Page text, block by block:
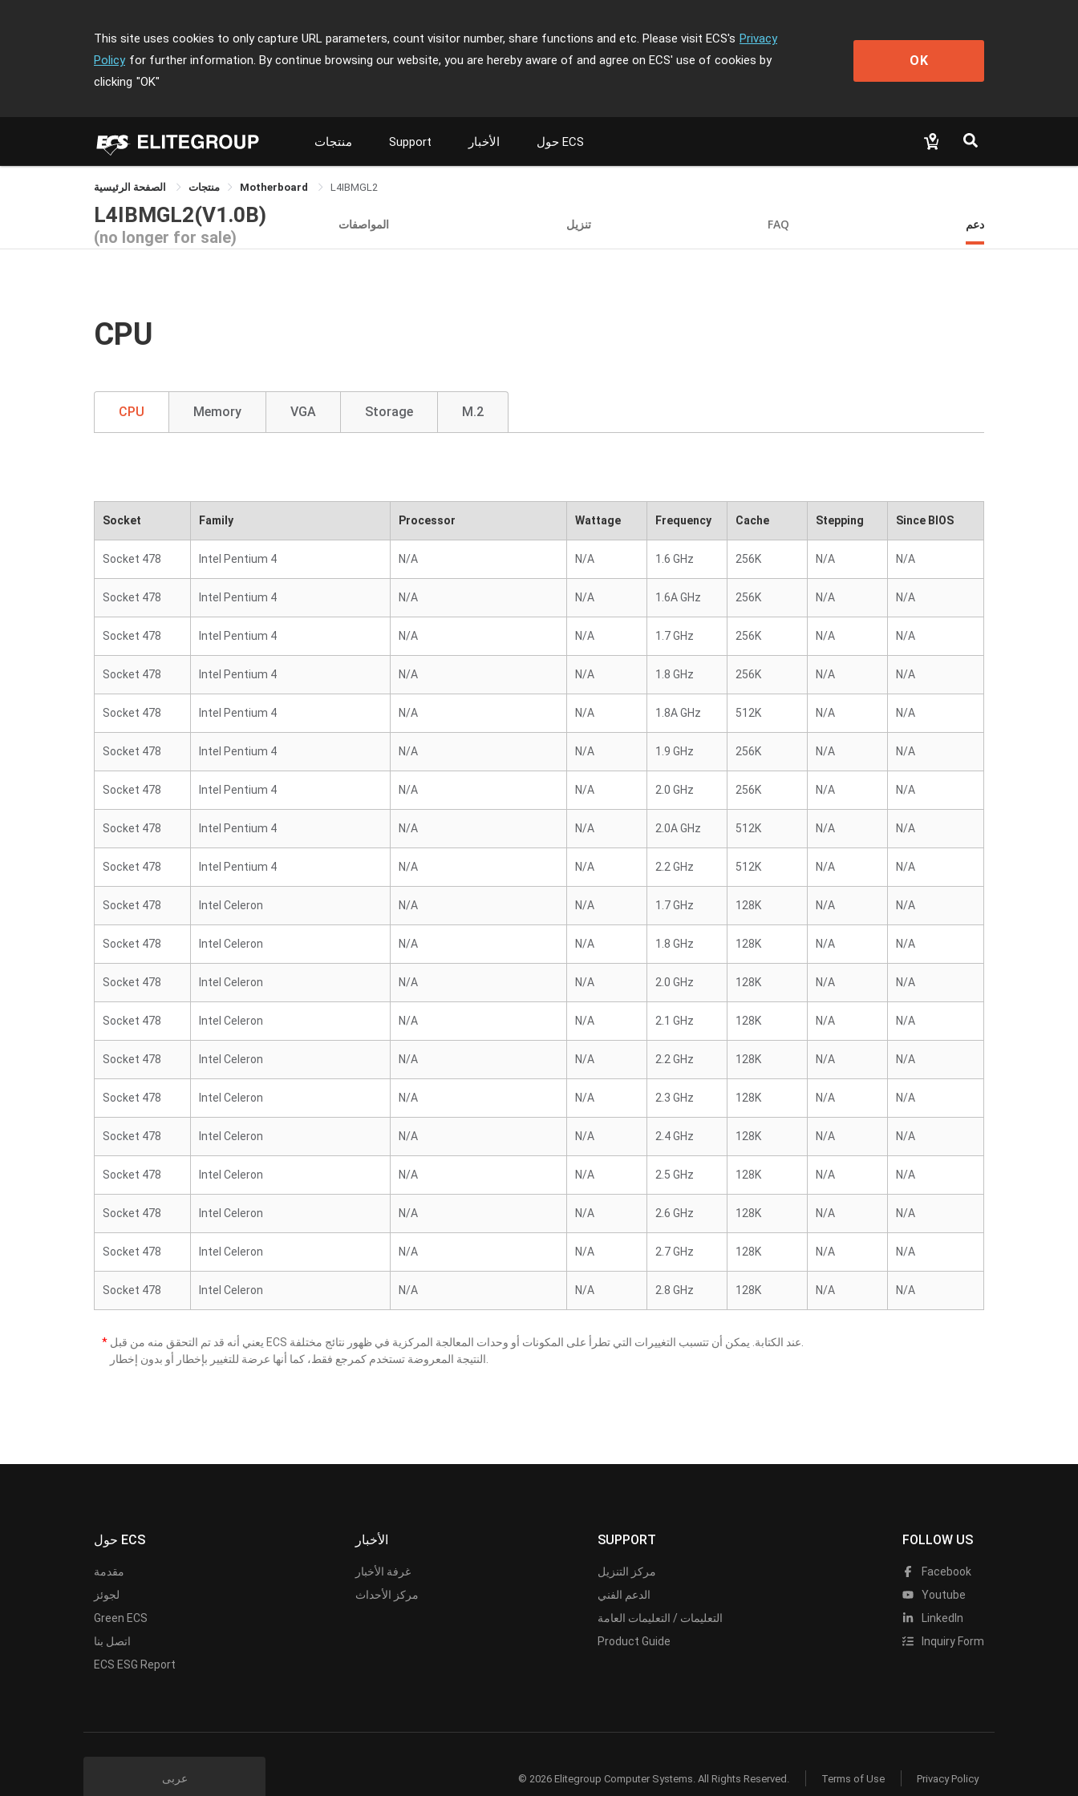
This site uses cookies to only capture URL parameters, count visitor number, share functions and etc. Please visit ECS's Privacy
Policy for further information. By continue browsing our website, you are hereby aware of and agree on ECS' use of cookies by
clicking "OK"
OK
منتجات Support الأخبار حول ECS
منتجات Motherboard L4IBMGL2
L4IBMGL2(V1.0B)
(no longer for sale)
المواصفات تنزيل FAQ دعم
CPU
CPU Memory VGA Storage M.2
Socket Family Processor Wattage Frequency Cache Stepping Since BIOS
Socket 478 Intel Pentium 4 N/A N/A 1.6 GHz 256K N/A N/A
Socket 478 Intel Pentium 4 N/A N/A 1.6A GHz 256K N/A N/A
Socket 478 Intel Pentium 4 N/A N/A 1.7 GHz 256K N/A N/A
Socket 478 Intel Pentium 4 N/A N/A 1.8 GHz 256K N/A N/A
Socket 478 Intel Pentium 4 N/A N/A 1.8A GHz 512K N/A N/A
Socket 478 Intel Pentium 4 N/A N/A 1.9 GHz 256K N/A N/A
Socket 478 Intel Pentium 4 N/A N/A 2.0 GHz 256K N/A N/A
Socket 478 Intel Pentium 4 N/A N/A 2.0A GHz 512K N/A N/A
Socket 478 Intel Pentium 4 N/A N/A 2.2 GHz 512K N/A N/A
Socket 478 Intel Celeron N/A N/A 1.7 GHz 128K N/A N/A
Socket 478 Intel Celeron N/A N/A 1.8 GHz 128K N/A N/A
Socket 478 Intel Celeron N/A N/A 2.0 GHz 128K N/A N/A
Socket 478 Intel Celeron N/A N/A 2.1 GHz 128K N/A N/A
Socket 478 Intel Celeron N/A N/A 2.2 GHz 128K N/A N/A
Socket 478 Intel Celeron N/A N/A 2.3 GHz 128K N/A N/A
Socket 478 Intel Celeron N/A N/A 2.4 GHz 128K N/A N/A
Socket 478 Intel Celeron N/A N/A 2.5 GHz 128K N/A N/A
Socket 478 Intel Celeron N/A N/A 2.6 GHz 128K N/A N/A
Socket 478 Intel Celeron N/A N/A 2.7 GHz 128K N/A N/A
Socket 478 Intel Celeron N/A N/A 2.8 GHz 128K N/A N/A
*
حول ECS
مقدمة
لجوئز
Green ECS
اتصل بنا
ECS ESG Report
الأخبار
غرفة الأخبار
مركز الأحداث
SUPPORT
مركز التنزيل
الدعم الفني
التعليمات / التعليمات العامة
Product Guide
FOLLOW US
Facebook
Youtube
LinkedIn
Inquiry Form
عربى © 2026 Elitegroup Computer Systems. All Rights Reserved. Terms of Use Privacy Policy